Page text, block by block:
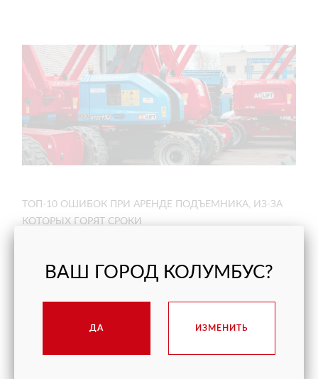
ТОП-10 ОШИБОК ПРИ АРЕНДЕ ПОДЪЕМНИКА, ИЗ-ЗА
КОТОРЫХ ГОРЯТ СРОКИ
ситуаций из практики.
ЧИТАТЬ ДАЛЕЕ
ВАШ ГОРОД КОЛУМБУС?
ДА ИЗМЕНИТЬ